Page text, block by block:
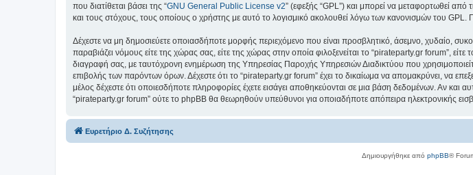
που διατίθεται βάσει της “GNU General Public License v2” (εφεξής “GPL”) και μπορεί να μεταφορτωθεί από
και τους στόχους, τους οποίους ο χρήστης με αυτό το λογισμικό ακολουθεί λόγω των κανονισμών του GPL.
Δέχεστε να μη δημοσιεύετε οποιασδήποτε μορφής περιεχόμενο που είναι προσβλητικό, άσεμνο, χυδαίο,
παραβιάζει νόμους είτε της χώρας σας, είτε της χώρας στην οποία φιλοξενείται το “pirateparty.gr forum”,
διαγραφή σας, με ταυτόχρονη ενημέρωση της Υπηρεσίας Παροχής Υπηρεσιών Διαδικτύου που
επιβολής των παρόντων όρων. Δέχεστε ότι το “pirateparty.gr forum” έχει το δικαίωμα να απομακρύνει, να
μέλος δέχεστε ότι οποιεσδήποτε πληροφορίες έχετε εισάγει αποθηκεύονται σε μια βάση δεδομένων. Αν
“pirateparty.gr forum” ούτε το phpBB θα θεωρηθούν υπεύθυνοι για οποιαδήποτε απόπειρα ηλεκτρονικής
Ευρετήριο Δ. Συζήτησης
Δημιουργήθηκε από phpBB®